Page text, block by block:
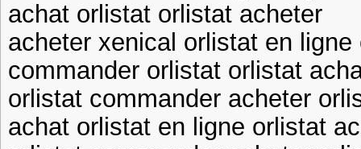
achat orlistat orlistat acheter
acheter xenical orlistat en
commander orlistat orlistat
orlistat commander acheter
achat orlistat en ligne orlistat